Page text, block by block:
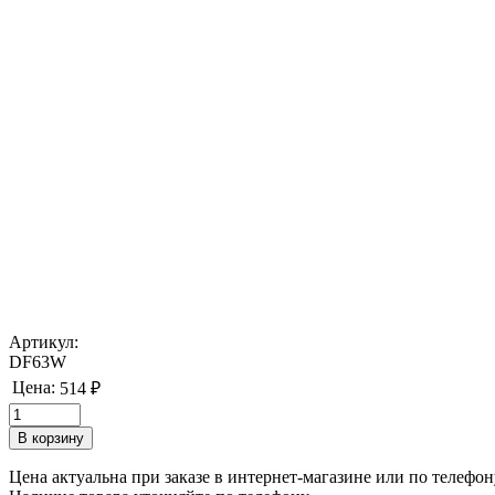
Артикул:
DF63W
Цена: 514 ₽
Цена актуальна при заказе в интернет-магазине или по